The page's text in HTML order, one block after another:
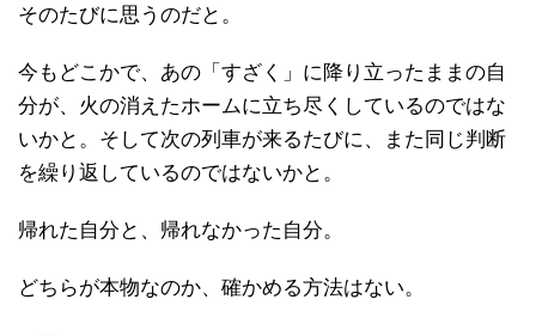
そのたびに思うのだと。
今もどこかで、あの「すざく」に降り立ったままの自
分が、火の消えたホームに立ち尽くしているのではな
いかと。そして次の列車が来るたびに、また同じ判断
を繰り返しているのではないかと。
帰れた自分と、帰れなかった自分。
どちらが本物なのか、確かめる方法はない。